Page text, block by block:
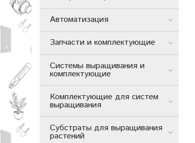
Автоматизация
Запчасти и комплектующие
Системы выращивания и
комплектующие
Комплектующие для систем
выращивания
Субстраты для выращивания
растений